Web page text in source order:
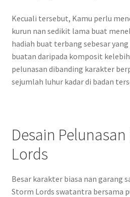
Kecuali tersebut, Kamu perlu
kurun nan sedikit lama buat
hadiah buat terbang sebesar
buatan daripada komposit
pelunasan dibanding karakter
sejumlah luhur kadar di badan
Desain
Lords
Besar karakter biasa nan garang
Storm Lords swatantra bersama